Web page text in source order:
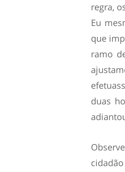
regra,
Eu
que
ramo
duas